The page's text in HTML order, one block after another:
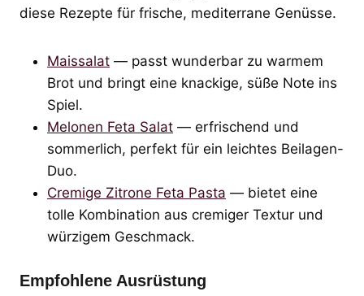
diese Rezepte für frische, mediterrane Genüsse.
Maissalat — passt wunderbar zu warmem
Brot und bringt eine knackige, süße Note ins
Spiel.
Melonen Feta Salat — erfrischend und
sommerlich, perfekt für ein leichtes Beilagen-
Duo.
Cremige Zitrone Feta Pasta — bietet eine
tolle Kombination aus cremiger Textur und
würzigem Geschmack.
Empfohlene Ausrüstung